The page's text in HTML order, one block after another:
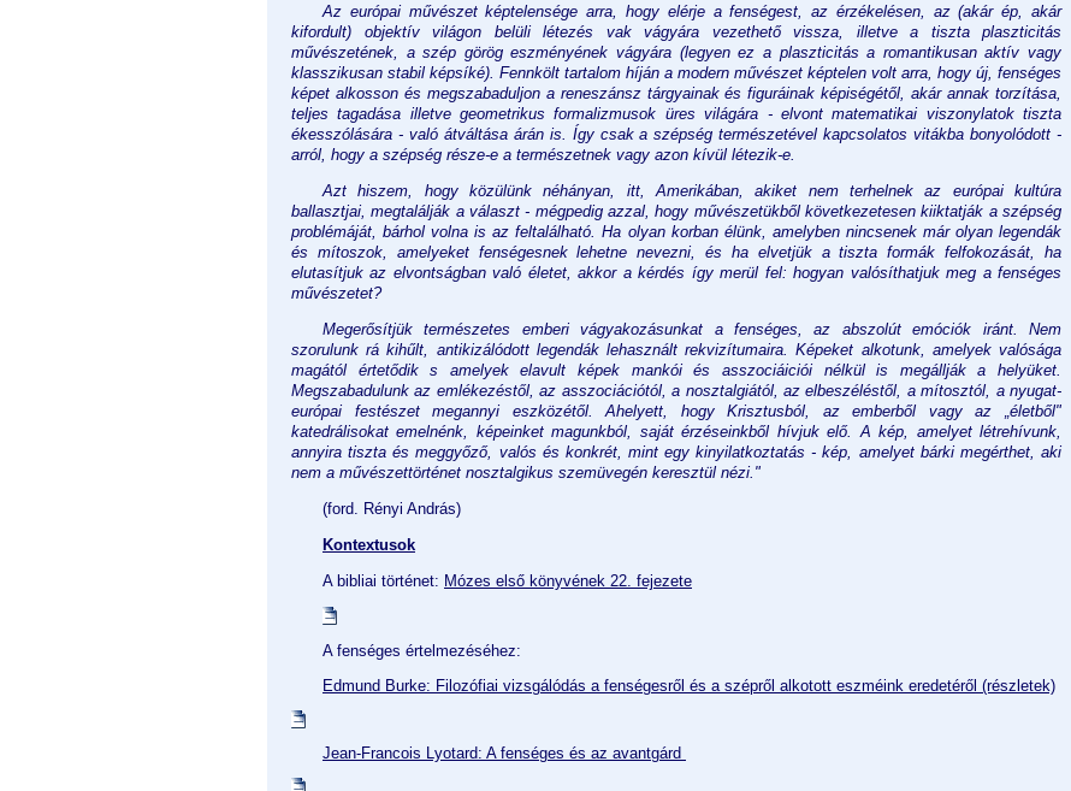
Az európai művészet képtelensége arra, hogy elérje a fenségest, az érzékelésen, az (akár ép, akár
kifordult) objektív világon belüli létezés vak vágyára vezethető vissza, illetve a tiszta plaszticitás
művészetének, a szép görög eszményének vágyára (legyen ez a plaszticitás a romantikusan aktív vagy
klasszikusan stabil képsíké). Fennkölt tartalom híján a modern művészet képtelen volt arra, hogy új, fenséges
képet alkosson és megszabaduljon a reneszánsz tárgyainak és figuráinak képiségétől, akár annak torzítása,
teljes tagadása illetve geometrikus formalizmusok üres világára - elvont matematikai viszonylatok tiszta
ékesszólására - való átváltása árán is. Így csak a szépség természetével kapcsolatos vitákba bonyolódott -
arról, hogy a szépség része-e a természetnek vagy azon kívül létezik-e.
Azt hiszem, hogy közülünk néhányan, itt, Amerikában, akiket nem terhelnek az európai kultúra
ballasztjai, megtalálják a választ - mégpedig azzal, hogy művészetükből következetesen kiiktatják a szépség
problémáját, bárhol volna is az feltalálható. Ha olyan korban élünk, amelyben nincsenek már olyan legendák
és mítoszok, amelyeket fenségesnek lehetne nevezni, és ha elvetjük a tiszta formák felfokozását, ha
elutasítjuk az elvontságban való életet, akkor a kérdés így merül fel: hogyan valósíthatjuk meg a fenséges
művészetet?
Megerősítjük természetes emberi vágyakozásunkat a fenséges, az abszolút emóciók iránt. Nem
szorulunk rá kihűlt, antikizálódott legendák lehasznált rekvizítumaira. Képeket alkotunk, amelyek valósága
magától értetődik s amelyek elavult képek mankói és asszociáiciói nélkül is megállják a helyüket.
Megszabadulunk az emlékezéstől, az asszociációtól, a nosztalgiától, az elbeszéléstől, a mítosztól, a nyugat-
európai festészet megannyi eszközétől. Ahelyett, hogy Krisztusból, az emberből vagy az „életből"
katedrálisokat emelnénk, képeinket magunkból, saját érzéseinkből hívjuk elő. A kép, amelyet létrehívunk,
annyira tiszta és meggyőző, valós és konkrét, mint egy kinyilatkoztatás - kép, amelyet bárki megérthet, aki
nem a művészettörténet nosztalgikus szemüvegén keresztül nézi."
(ford. Rényi András)
Kontextusok
A bibliai történet: Mózes első könyvének 22. fejezete
A fenséges értelmezéséhez:
Edmund Burke: Filozófiai vizsgálódás a fenségesről és a szépről alkotott eszméink eredetéről (részletek)
Jean-Francois Lyotard: A fenséges és az avantgárd